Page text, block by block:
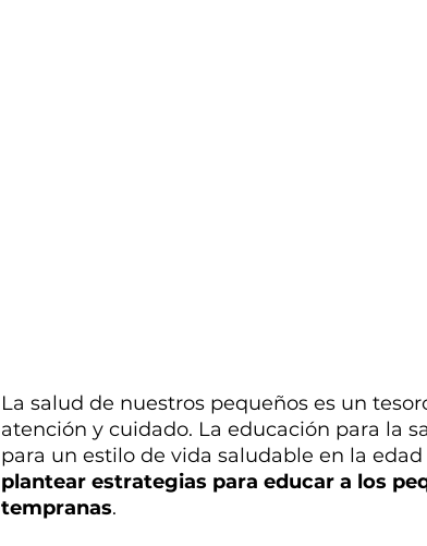
La salud de nuestros pequeños es un
atención y cuidado. La educación para la
para un estilo de vida saludable en la
plantear estrategias para educar a los
tempranas.